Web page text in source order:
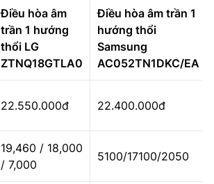
Điều hòa âm
trần 1 hướng
thổi LG
ZTNQ18GTLA0
Điều hòa âm trần 1
hướng thổi
Samsung
AC052TN1DKC/EA
22.550.000đ 22.400.000đ
19,460 / 18,000
/ 7,000
5100/17100/2050